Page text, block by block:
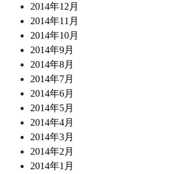
2014年12月
2014年11月
2014年10月
2014年9月
2014年8月
2014年7月
2014年6月
2014年5月
2014年4月
2014年3月
2014年2月
2014年1月